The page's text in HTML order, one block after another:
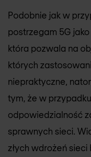
Podobnie jak w
postrzegam 5G
która pozwala na
których
niepraktyczne,
tym, że w
odpowiedzialność
sprawnych sieci.
złych wdrożeń